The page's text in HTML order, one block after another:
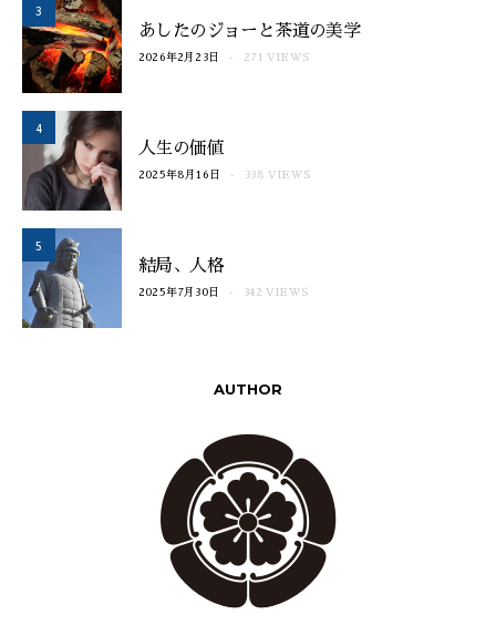
3
あしたのジョーと茶道の美学
2026年2月23日 271 VIEWS
4
人生の価値
2025年8月16日 338 VIEWS
5
結局、人格
2025年7月30日 342 VIEWS
AUTHOR